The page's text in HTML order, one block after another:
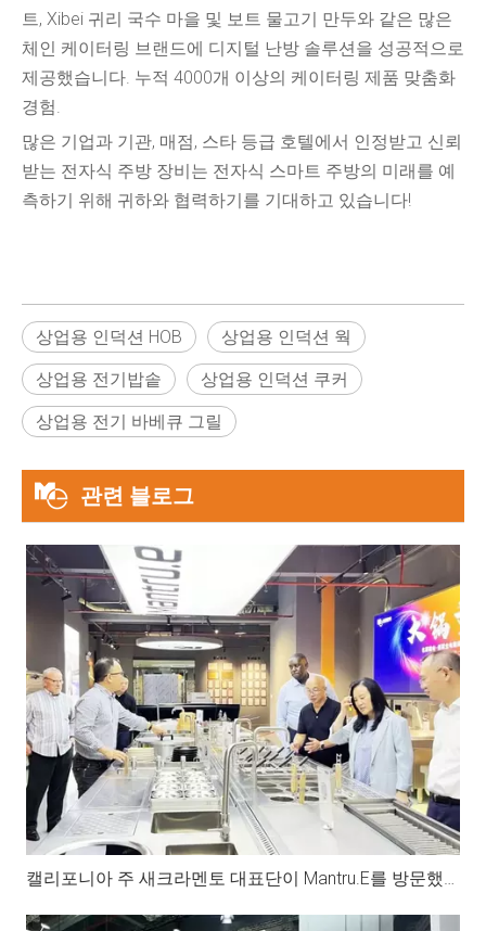
트, Xibei 귀리 국수 마을 및 보트 물고기 만두와 같은 많은
체인 케이터링 브랜드에 디지털 난방 솔루션을 성공적으로
제공했습니다. 누적 4000개 이상의 케이터링 제품 맞춤화
경험.
많은 기업과 기관, 매점, 스타 등급 호텔에서 인정받고 신뢰
받는 전자식 주방 장비는 전자식 스마트 주방의 미래를 예
측하기 위해 귀하와 협력하기를 기대하고 있습니다!
상업용 인덕션 HOB 상업용 인덕션 웍
상업용 전기밥솥 상업용 인덕션 쿠커
상업용 전기 바베큐 그릴
관련 블로그
캘리포니아 주 새크라멘토 대표단이 Mantru.E를 방문했습니다.